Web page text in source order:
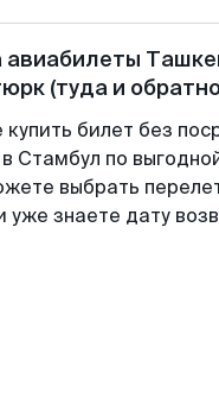
авиабилеты
(туда и
билет без
Стамбул по
выбрать
уже знаете дату